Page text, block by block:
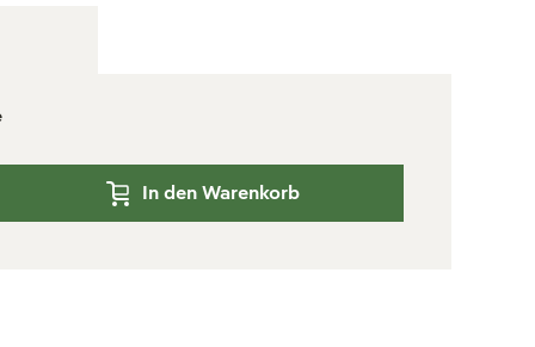
In den Warenkorb